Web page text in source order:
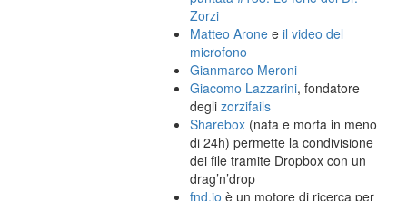
Zorzi
Matteo Arone eil video del
microfono
Gianmarco Meroni
Giacomo Lazzarini, fondatore
deglizorzifails
Sharebox (nata e morta in meno
di 24h) permette la condivisione
dei file tramite Dropbox con un
drag’n’drop
fnd.io è un motore di ricerca per